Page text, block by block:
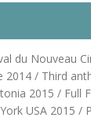
du Nouveau
2014 / Third
2015 / Full
USA 2015 /